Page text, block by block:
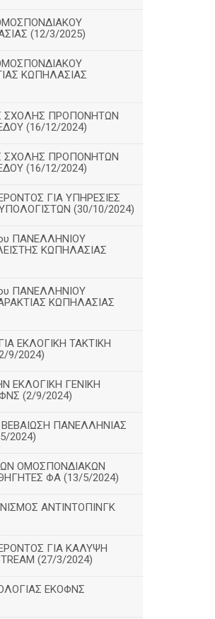
(12/3/2025)
ΚΩΠΗΛΑΣΙΑΣ
ΣΧΟΛΗΣ ΠΡΟΠΟΝΗΤΩΝ
(16/12/2024)
ΣΧΟΛΗΣ ΠΡΟΠΟΝΗΤΩΝ
(16/12/2024)
ΓΙΑ ΥΠΗΡΕΣΙΕΣ
(30/10/2024)
ΠΑΝΕΛΛΗΝΙΟΥ
ΚΩΠΗΛΑΣΙΑΣ
ΠΑΝΕΛΛΗΝΙΟΥ
ΚΩΠΗΛΑΣΙΑΣ
ΕΚΛΟΓΙΚΗ ΤΑΚΤΙΚΗ
9/2024)
ΕΚΛΟΓΙΚΗ ΓΕΝΙΚΗ
(2/9/2024)
ΒΕΒΑΙΩΣΗ ΠΑΝΕΛΛΗΝΙΑΣ
2024)
ΟΜΟΣΠΟΝΔΙΑΚΩΝ
ΦΑ (13/5/2024)
ΑΝΤΙΝΤΟΠΙΝΓΚ
ΓΙΑ ΚΑΛΥΨΗ
(27/3/2024)
ΕΚΟΦΝΣ